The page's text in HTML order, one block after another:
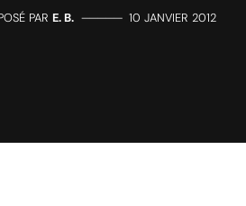
PAR E. B. ————— 10 JANVIER 2012